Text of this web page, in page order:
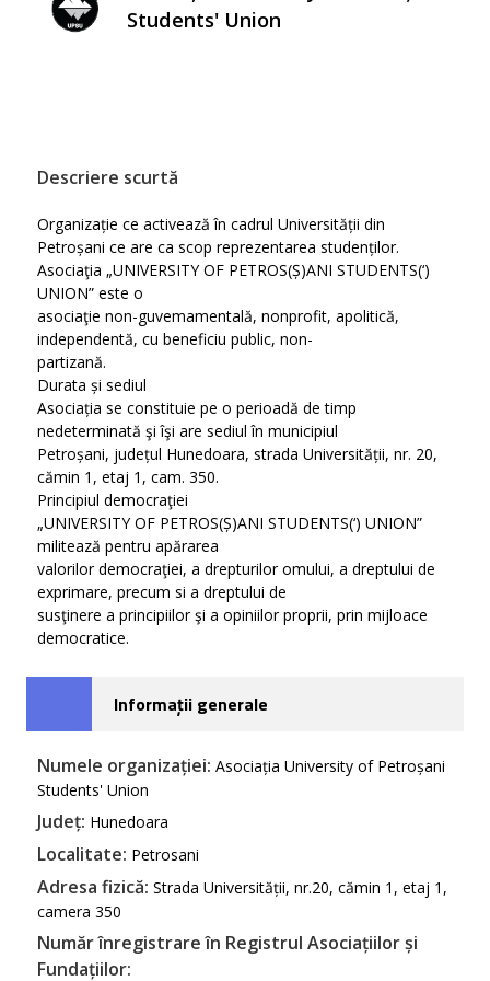
Students' Union
Descriere scurtă
Organizație ce activează în cadrul Universității din
Petroșani ce are ca scop reprezentarea studenților.
Asociaţia „UNIVERSITY OF PETROS(Ș)ANI STUDENTS(‘)
UNION” este o
asociaţie non-guvemamentală, nonprofit, apolitică,
independentă, cu beneficiu public, non-
partizană.
Durata și sediul
Asociația se constituie pe o perioadă de timp
nedeterminată şi îşi are sediul în municipiul
Petroșani, județul Hunedoara, strada Universității, nr. 20,
cămin 1, etaj 1, cam. 350.
Principiul democraţiei
„UNIVERSITY OF PETROS(Ș)ANI STUDENTS(‘) UNION”
militează pentru apărarea
valorilor democraţiei, a drepturilor omului, a dreptului de
exprimare, precum si a dreptului de
susţinere a principiilor şi a opiniilor proprii, prin mijloace
democratice.
Informații generale
Numele organizației: Asociația University of Petroșani
Students' Union
Județ: Hunedoara
Localitate: Petrosani
Adresa fizică: Strada Universității, nr.20, cămin 1, etaj 1,
camera 350
Număr înregistrare în Registrul Asociațiilor și
Fundațiilor: